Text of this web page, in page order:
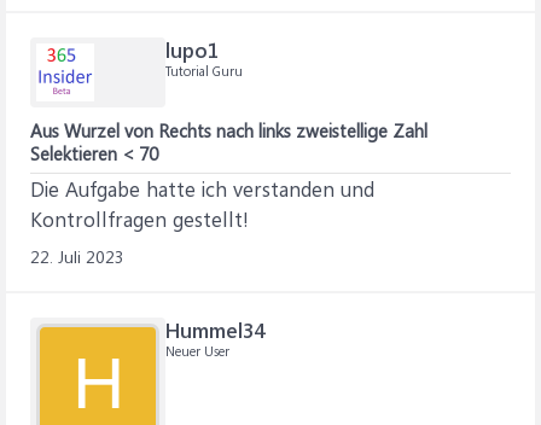
lupo1
Tutorial Guru
Aus Wurzel von Rechts nach links zweistellige Zahl
Selektieren < 70
Die Aufgabe hatte ich verstanden und
Kontrollfragen gestellt!
22. Juli 2023
H
Hummel34
Neuer User